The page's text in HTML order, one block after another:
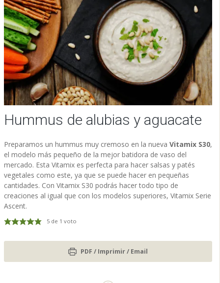
Hummus de alubias y aguacate
Preparamos un hummus muy cremoso en la nueva Vitamix S30,
el modelo más pequeño de la mejor batidora de vaso del
mercado. Esta Vitamix es perfecta para hacer salsas y patés
vegetales como este, ya que se puede hacer en pequeñas
cantidades. Con Vitamix S30 podrás hacer todo tipo de
creaciones al igual que con los modelos superiores, Vitamix Serie
Ascent.
5de 1 voto
PDF / Imprimir / Email